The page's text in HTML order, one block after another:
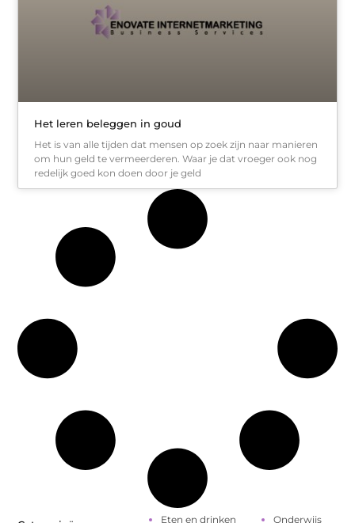
Het leren beleggen in goud
Het is van alle tijden dat mensen op zoek zijn naar manieren
om hun geld te vermeerderen. Waar je dat vroeger ook nog
redelijk goed kon doen door je geld
Eten en drinken
Onderwijs